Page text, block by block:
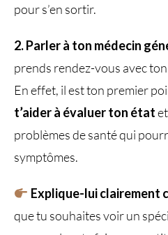
pour s’en sortir.
2. Parler à ton médecin
prends rendez-vous avec
En effet, il est ton premier
t’aider à évaluer ton état
problèmes de santé qui
symptômes.
Explique-lui clairement
que tu souhaites voir un